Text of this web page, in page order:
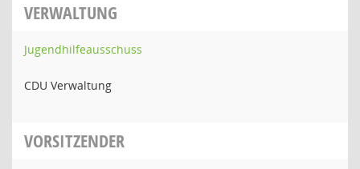
VERWALTUNG
Jugendhilfeausschuss
CDU Verwaltung
VORSITZENDER